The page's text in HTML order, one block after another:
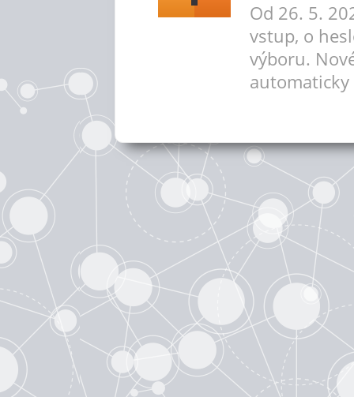
Od 26. 5.
vstup, o
výboru.
automaticky